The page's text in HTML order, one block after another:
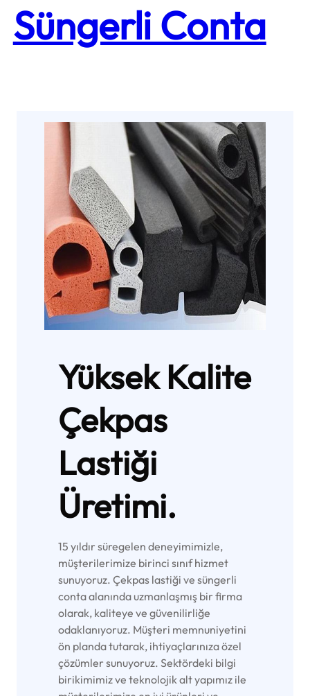
Süngerli Conta
Yüksek Kalite
Çekpas
Lastiği
Üretimi.
15 yıldır süregelen deneyimimizle,
müşterilerimize birinci sınıf hizmet
sunuyoruz. Çekpas lastiği ve süngerli
conta alanında uzmanlaşmış bir firma
olarak, kaliteye ve güvenilirliğe
odaklanıyoruz. Müşteri memnuniyetini
ön planda tutarak, ihtiyaçlarınıza özel
çözümler sunuyoruz. Sektördeki bilgi
birikimimiz ve teknolojik alt yapımız ile